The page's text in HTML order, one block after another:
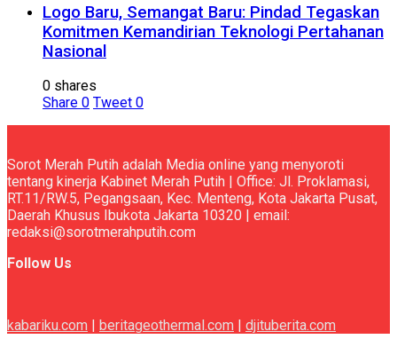
Logo Baru, Semangat Baru: Pindad Tegaskan
Komitmen Kemandirian Teknologi Pertahanan
Nasional
0 shares
Share 0 Tweet 0
Sorot Merah Putih adalah Media online yang menyoroti
tentang kinerja Kabinet Merah Putih | Office: Jl. Proklamasi,
RT.11/RW.5, Pegangsaan, Kec. Menteng, Kota Jakarta Pusat,
Daerah Khusus Ibukota Jakarta 10320 | email:
redaksi@sorotmerahputih.com
Follow Us
kabariku.com beritageothermal.com
djituberita.com